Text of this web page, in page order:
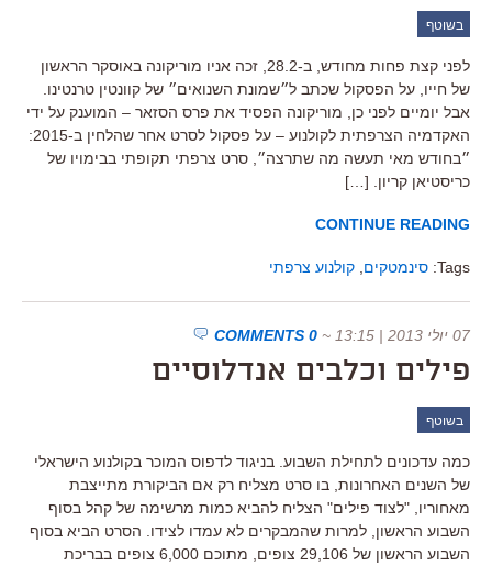
בשוטף
לפני קצת פחות מחודש, ב-28.2, זכה אניו מוריקונה באוסקר הראשון
של חייו, על הפסקול שכתב ל״שמונת השנואים״ של קוונטין טרנטינו.
אבל יומיים לפני כן, מוריקונה הפסיד את פרס הסזאר – המוענק על ידי
האקדמיה הצרפתית לקולנוע – על פסקול לסרט אחר שהלחין ב-2015:
״בחודש מאי תעשה מה שתרצה״, סרט צרפתי תקופתי בבימויו של
כריסטיאן קריון. […]
CONTINUE READING
Tags: סינמטקים קולנוע צרפתי
07 יולי 2013 | 13:15 ~
0 COMMENTS
פילים וכלבים אנדלוסיים
בשוטף
כמה עדכונים לתחילת השבוע. בניגוד לדפוס המוכר בקולנוע הישראלי
של השנים האחרונות, בו סרט מצליח רק אם הביקורת מתייצבת
מאחוריו, "לצוד פילים" הצליח להביא כמות מרשימה של קהל בסוף
השבוע הראשון, למרות שהמבקרים לא עמדו לצידו. הסרט הביא בסוף
השבוע הראשון של 29,106 צופים, מתוכם 6,000 צופים בבריכת